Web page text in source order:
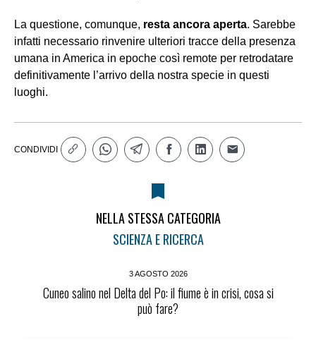
La questione, comunque, resta ancora aperta. Sarebbe
infatti necessario rinvenire ulteriori tracce della presenza
umana in America in epoche così remote per retrodatare
definitivamente l’arrivo della nostra specie in questi
luoghi.
CONDIVIDI
NELLA STESSA CATEGORIA
SCIENZA E RICERCA
3 AGOSTO 2026
Cuneo salino nel Delta del Po: il fiume è in crisi, cosa si
può fare?